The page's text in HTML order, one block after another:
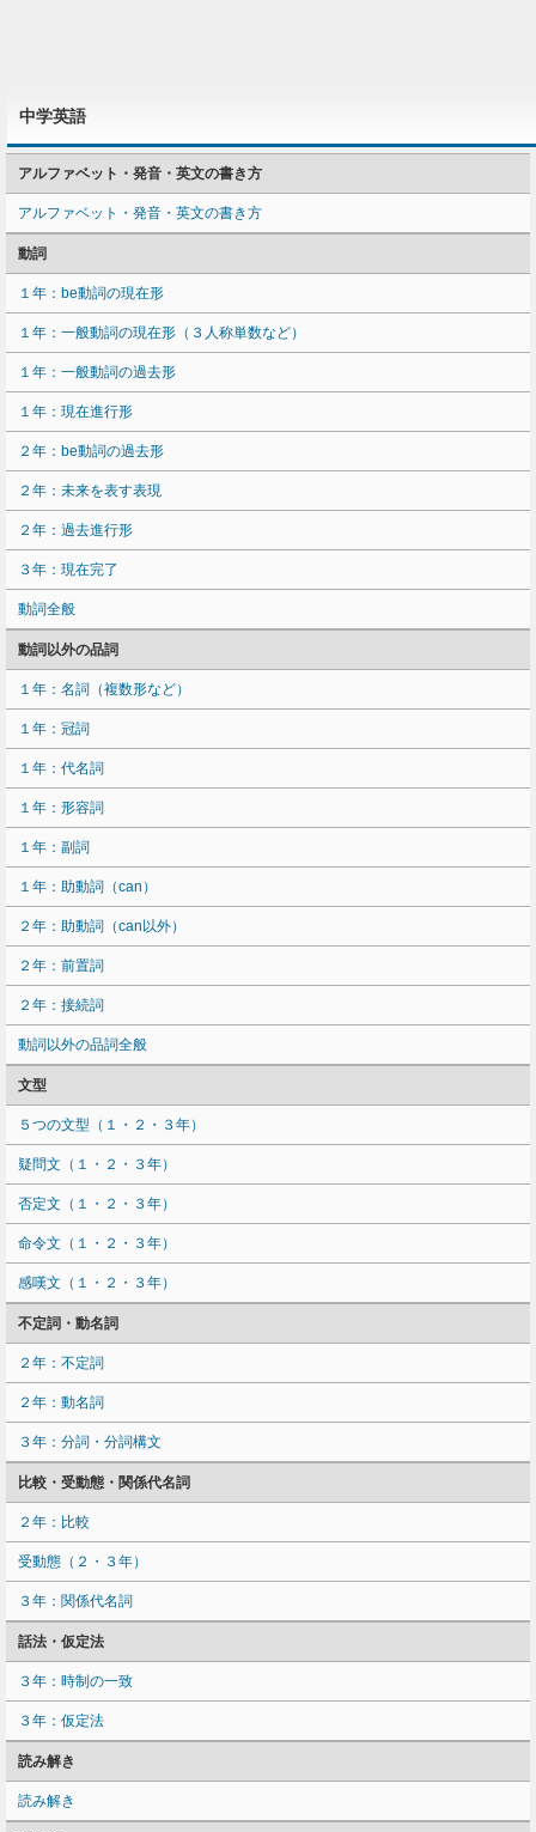
中学英語
アルファベット・発音・英文の書き方
アルファベット・発音・英文の書き方
動詞
１年：be動詞の現在形
１年：一般動詞の現在形（３人称単数など）
１年：一般動詞の過去形
１年：現在進行形
２年：be動詞の過去形
２年：未来を表す表現
２年：過去進行形
３年：現在完了
動詞全般
動詞以外の品詞
１年：名詞（複数形など）
１年：冠詞
１年：代名詞
１年：形容詞
１年：副詞
１年：助動詞（can）
２年：助動詞（can以外）
２年：前置詞
２年：接続詞
動詞以外の品詞全般
文型
５つの文型（１・２・３年）
疑問文（１・２・３年）
否定文（１・２・３年）
命令文（１・２・３年）
感嘆文（１・２・３年）
不定詞・動名詞
２年：不定詞
２年：動名詞
３年：分詞・分詞構文
比較・受動態・関係代名詞
２年：比較
受動態（２・３年）
３年：関係代名詞
話法・仮定法
３年：時制の一致
３年：仮定法
読み解き
読み解き